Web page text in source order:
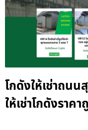
โกดังให้เช่าถนน
ให้เช่าโกดังราคา